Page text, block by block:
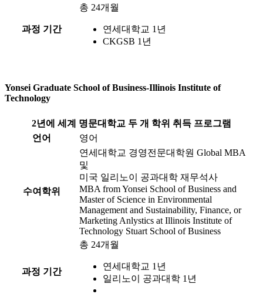
과정 기간
총 24개월
연세대학교 1년
CKGSB 1년
Yonsei Graduate School of Business-Illinois Institute of
Technology
2년에 세계 명문대학교 두 개 학위 취득 프로그램
언어
영어
수여학위
연세대학교 경영전문대학원 Global MBA
및
미국 일리노이 공과대학 재무석사
MBA from Yonsei School of Business and
Master of Science in Environmental
Management and Sustainability, Finance, or
Marketing Anlystics at Illinois Institute of
Technology Stuart School of Business
과정 기간
총 24개월
연세대학교 1년
일리노이 공과대학 1년